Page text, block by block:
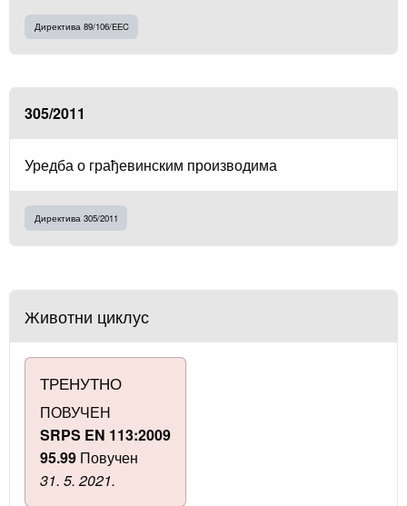
Директива 89/106/EEC
305/2011
Уредба о грађевинским производима
Директива 305/2011
Животни циклус
ТРЕНУТНО
ПОВУЧЕН
SRPS EN 113:2009
95.99 Повучен
31. 5. 2021.